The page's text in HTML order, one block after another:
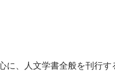
、人文学書全般を刊行す